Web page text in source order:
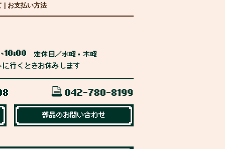
お支払い方法
~18:00 定休日／水曜・木曜
に行くときお休みします
042-780-8199
部品のお問い合わせ